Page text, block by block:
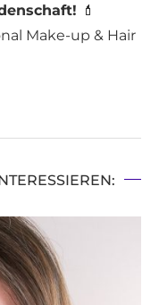
💄
Make-up & Hair